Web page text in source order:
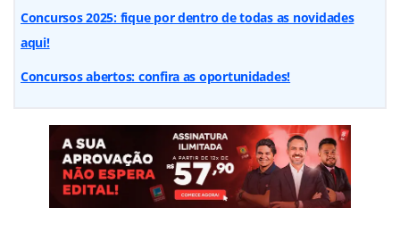
Concursos 2025: fique por dentro de todas as novidades
aqui!
Concursos abertos: confira as oportunidades!